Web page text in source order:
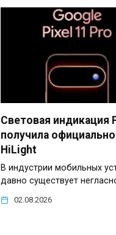
Световая индикация
получила
HiLight
В индустрии мобильных
давно существует
02.08.2026